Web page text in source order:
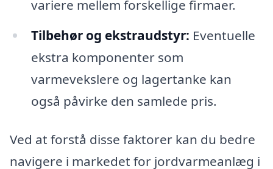
variere mellem forskellige firmaer.
Tilbehør og ekstraudstyr: Eventuelle
ekstra komponenter som
varmevekslere og lagertanke kan
også påvirke den samlede pris.
Ved at forstå disse faktorer kan du bedre
navigere i markedet for jordvarmeanlæg i